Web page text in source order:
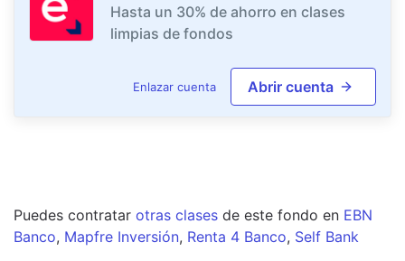
Hasta un 30% de ahorro en clases
limpias de fondos
Enlazar cuenta Abrir cuenta
Puedes contratar otras clases de este fondo en EBN
Banco, Mapfre Inversión, Renta 4 Banco, Self Bank